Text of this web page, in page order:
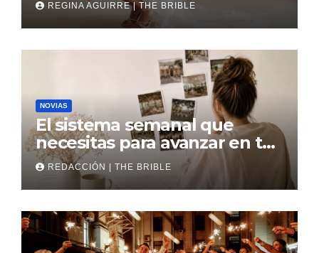
REGINA AGUIRRE | THE BRIBLE
NOVIAS
El sistema semanal que
necesitas para avanzar en tu
boda
REDACCIÓN | THE BRIBLE